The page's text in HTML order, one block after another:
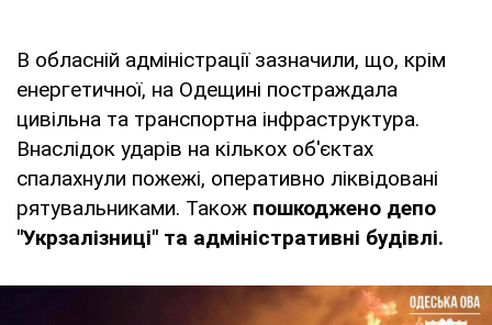
В обласній адміністрації зазначили, що, крім
енергетичної, на Одещині постраждала
цивільна та транспортна інфраструктура.
Внаслідок ударів на кількох об'єктах
спалахнули пожежі, оперативно ліквідовані
рятувальниками. Також пошкоджено депо
"Укрзалізниці" та адміністративні будівлі.